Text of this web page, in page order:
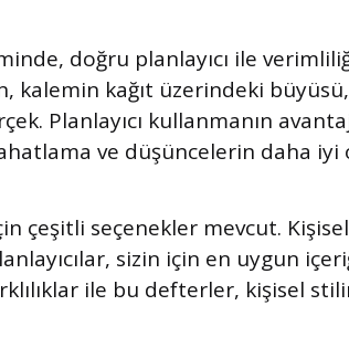
doğru planlayıcı ile
kalemin kağıt üzerindeki
Planlayıcı kullanmanın
ve düşüncelerin daha
çeşitli seçenekler mevcut.
sizin için en uygun
ile bu defterler, kişisel